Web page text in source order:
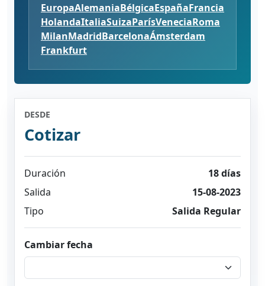
EuropaAlemaniaBélgicaEspañaFrancia
HolandaItaliaSuizaParísVeneciaRoma
MilanMadridBarcelonaÁmsterdam
Frankfurt
DESDE
Cotizar
Duración
18 días
Salida
15-08-2023
Tipo
Salida Regular
Cambiar fecha